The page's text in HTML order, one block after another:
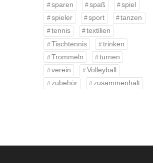
sparen
spaß
spiel
spieler
sport
tanzen
tennis
textilien
Tischtennis
trinken
Trommeln
turnen
verein
Volleyball
zubehör
zusammenhalt